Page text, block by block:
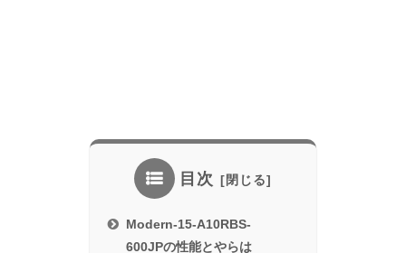
目次
Modern-15-A10RBS-
600JPの性能とやらは